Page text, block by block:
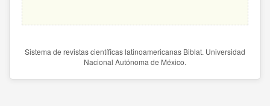
Sistema de revistas científicas latinoamericanas Biblat. Universidad
Nacional Autónoma de México.